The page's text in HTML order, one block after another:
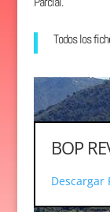
Todos los
BOP
Descargar